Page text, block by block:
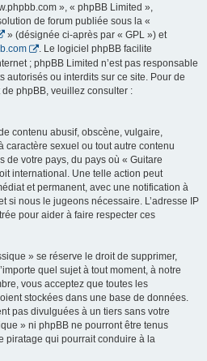
», « phpBB Limited »,
de forum publiée sous la «
» (désignée ci-après par « GPL ») et
. Le logiciel phpBB facilite
; phpBB Limited n’est pas responsable
autorisés ou interdits sur ce site. Pour de
phpBB, veuillez consulter :
contenu abusif, obscène, vulgaire,
caractère sexuel ou tout autre contenu
de votre pays, du pays où « Guitare
international. Une telle action peut
et permanent, avec une notification à
si nous le jugeons nécessaire. L’adresse IP
pour aider à faire respecter ces
» se réserve le droit de supprimer,
quel sujet à tout moment, à notre
vous acceptez que toutes les
stockées dans une base de données.
pas divulguées à un tiers sans votre
» ni phpBB ne pourront être tenus
piratage qui pourrait conduire à la